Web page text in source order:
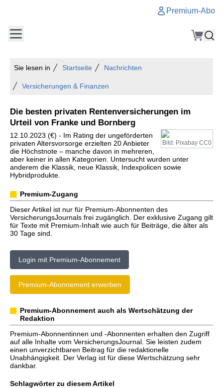
Premium-Abo
Sie lesen in Startseite Nachrichten
Versicherungen & Finanzen
Die besten privaten Rentenversicherungen im
Urteil von Franke und Bornberg
Bild: Pixabay CC0
12.10.2023 (€) - Im Rating der ungeförderten
privaten Altersvorsorge erzielten 20 Anbieter
die Höchstnote – manche davon in mehreren,
aber keiner in allen Kategorien. Untersucht wurden unter
anderem die Klassik, neue Klassik, Indexpolicen sowie
Hybridprodukte.
Premium-Zugang
Dieser Artikel ist nur für Premium-Abonnenten des
VersicherungsJournals frei zugänglich. Der exklusive Zugang gilt
für Texte mit Premium-Inhalt wie auch für Beiträge, die älter als
30 Tage sind.
Login mit Premium-Abonnement
Premium-Abonnement erwerben
Premium-Abonnement auch als Wertschätzung der
Redaktion
Premium-Abonnentinnen und -Abonnenten erhalten den Zugriff
auf alle Inhalte vom VersicherungsJournal. Sie leisten zudem
einen unverzichtbaren Beitrag für die redaktionelle
Unabhängigkeit. Der Verlag ist für diese Wertschätzung sehr
dankbar.
Schlagwörter zu diesem Artikel